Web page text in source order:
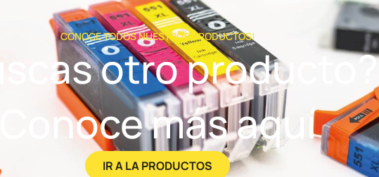
CONOCE TODOS NUESTROS PRODUCTOS!
otro producto?
más aquí
IR A LA PRODUCTOS